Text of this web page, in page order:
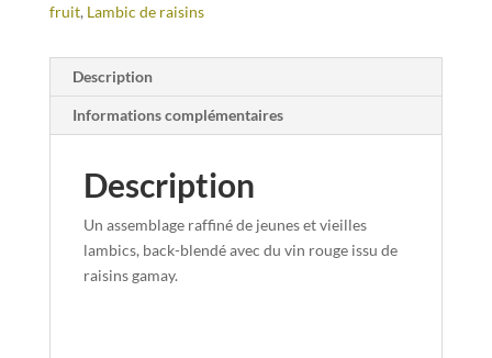
fruit, Lambic de raisins
Description
Informations complémentaires
Description
Un assemblage raffiné de jeunes et vieilles
lambics, back-blendé avec du vin rouge issu de
raisins gamay.